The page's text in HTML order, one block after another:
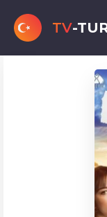
TV-